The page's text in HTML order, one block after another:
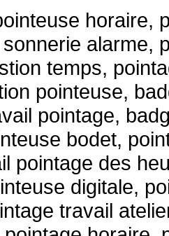
horaire,
alarme,
temps,
pointeuse,
pointage,
bodet,
pointage des
digitale,
travail